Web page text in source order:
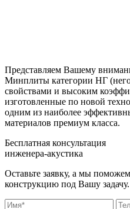
Представляем Вашему
Минплиты категории НГ
свойствами и высоким
изготовленные по новой
одним из наиболее
материалов премиум класса.
Бесплатная консультация
инженера-акустика
Оставьте заявку, а мы
конструкцию под Вашу задачу.